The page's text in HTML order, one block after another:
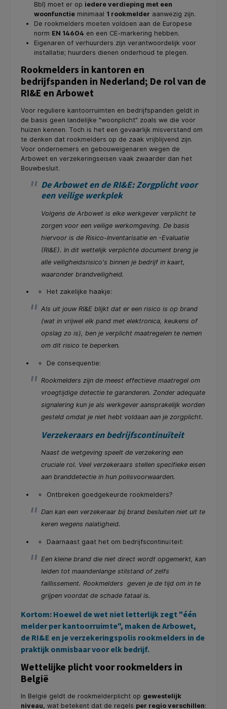
Bbl) moet er op iedere verdieping met een
woonfunctieminimaal 1 rookmelder aanwezig zijn.
De rookmelders moeten voldoen aan de Europese
norm EN 14604 en een CE-markering hebben.
Eigenaren of verhuurders zijn verantwoordelijk voor
installatie; huurders dienen onderhoud te plegen.
Rookmelders in kantoren en
bedrijfspanden in Nederland; De rol van de
RI&E en Arbowet
Voor reguliere kantoorruimten en bedrijfspanden geldt in
de basis geen landelijke "woonplicht" zoals we die voor
huizen kennen. Toch is het een gevaarlijk misverstand om
te denken dat rookmelders op de zaak vrijblijvend zijn.
Voor ondernemers en gebouweigenaren wegen de
Arbowet en verzekeringseisen vaak zwaarder dan het
Bouwbesluit.
De Arbowet en de RI&E: Zorgplicht voor
een veilige werkplek
Volgens de Arbowet is elke werkgever verplicht te
zorgen voor een veilige werkomgeving. De basis
hiervoor is de Risico-Inventarisatie en -Evaluatie
(RI&E). In dit wettelijk verplichte document breng je
alle veiligheidsrisico's binnen je bedrijf in kaart,
waaronder brandveiligheid.
Het zakelijke haakje:
Als uit jouw RI&E blijkt dat er een risico is op brand
(wat in vrijwel elk pand met elektronica, keukens of
opslag zo is), ben je verplicht maatregelen te nemen
om dit risico te beperken.
De consequentie:
Rookmelders zijn de meest effectieve maatregel om
vroegtijdige detectie te garanderen. Zonder adequate
signalering kun je als werkgever aansprakelijk worden
gesteld omdat je niet hebt voldaan aan je zorgplicht.
Verzekeraars en bedrijfscontinuïteit
Naast de wetgeving speelt de verzekering een
cruciale rol. Veel verzekeraars stellen specifieke eisen
aan branddetectie in hun polisvoorwaarden.
Ontbreken goedgekeurde rookmelders?
Dan kan een verzekeraar bij brand besluiten niet uit te
keren wegens nalatigheid.
Daarnaast gaat het om bedrijfscontinuïteit:
Een kleine brand die niet direct wordt opgemerkt, kan
leiden tot maandenlange stilstand of zelfs
faillissement. Rookmelders geven je de tijd om in te
grijpen voordat de schade fataal is.
Kortom: Hoewel de wet niet letterlijk zegt "één
melder per kantoorruimte", maken de Arbowet,
de RI&E en je verzekeringspolis rookmelders in de
praktijk onmisbaar voor elk bedrijf.
Wettelijke plicht voor rookmelders in
België
In België geldt de rookmelderplicht op gewestelijk
niveau, wat betekent dat de regels per regio verschillen: